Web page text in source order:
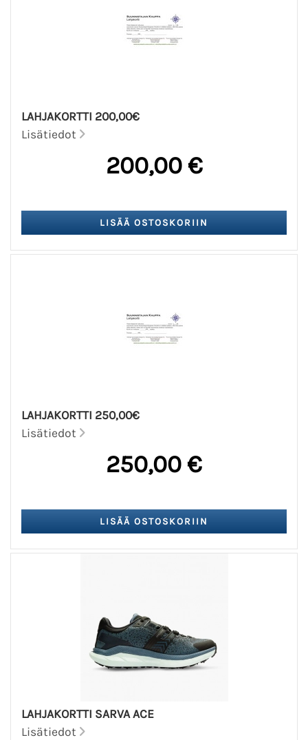
LAHJAKORTTI 200,00€
Lisätiedot
200,00 €
LAHJAKORTTI 250,00€
Lisätiedot
250,00 €
LAHJAKORTTI SARVA ACE
Lisätiedot